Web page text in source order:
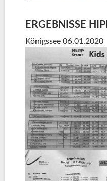
ERGEBNISSE
Königssee 06.01.2020